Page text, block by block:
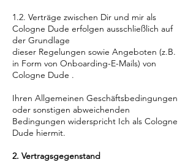
1.2. Verträge zwischen Dir und mir als
Cologne Dude erfolgen ausschließlich auf
der Grundlage
dieser Regelungen sowie Angeboten (z.B.
in Form von Onboarding-E-Mails) von
Cologne Dude .
Ihren Allgemeinen Geschäftsbedingungen
oder sonstigen abweichenden
Bedingungen widerspricht Ich als Cologne
Dude hiermit.
2. Vertragsgegenstand